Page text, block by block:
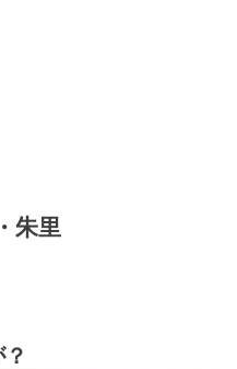
朱里